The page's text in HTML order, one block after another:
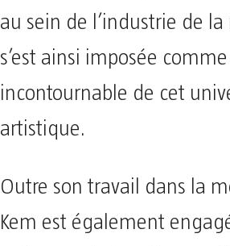
au sein de l’industrie de la
s’est ainsi imposée
incontournable de cet
artistique.
Outre son travail dans la
Kem est également